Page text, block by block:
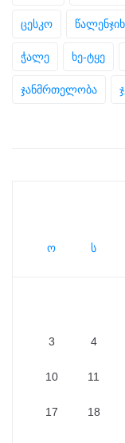
ცესკო
ჭალე ხე-ტყე
ჯანმრთელობა
ო ს
3 4
10 11
17 18